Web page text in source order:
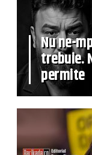
Nu ne-
trebuie.
permite